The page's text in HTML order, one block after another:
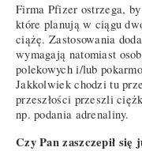
Firma Pfizer ostrzega,
które planują w ciągu
ciążę. Zastosowania
wymagają natomiast
polekowych i/lub
Jakkolwiek chodzi tu
przeszłości przeszli
np. podania adrenaliny.
Czy Pan zaszczepił